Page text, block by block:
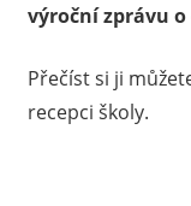
výroční zprávu
Přečíst si ji
recepci školy.